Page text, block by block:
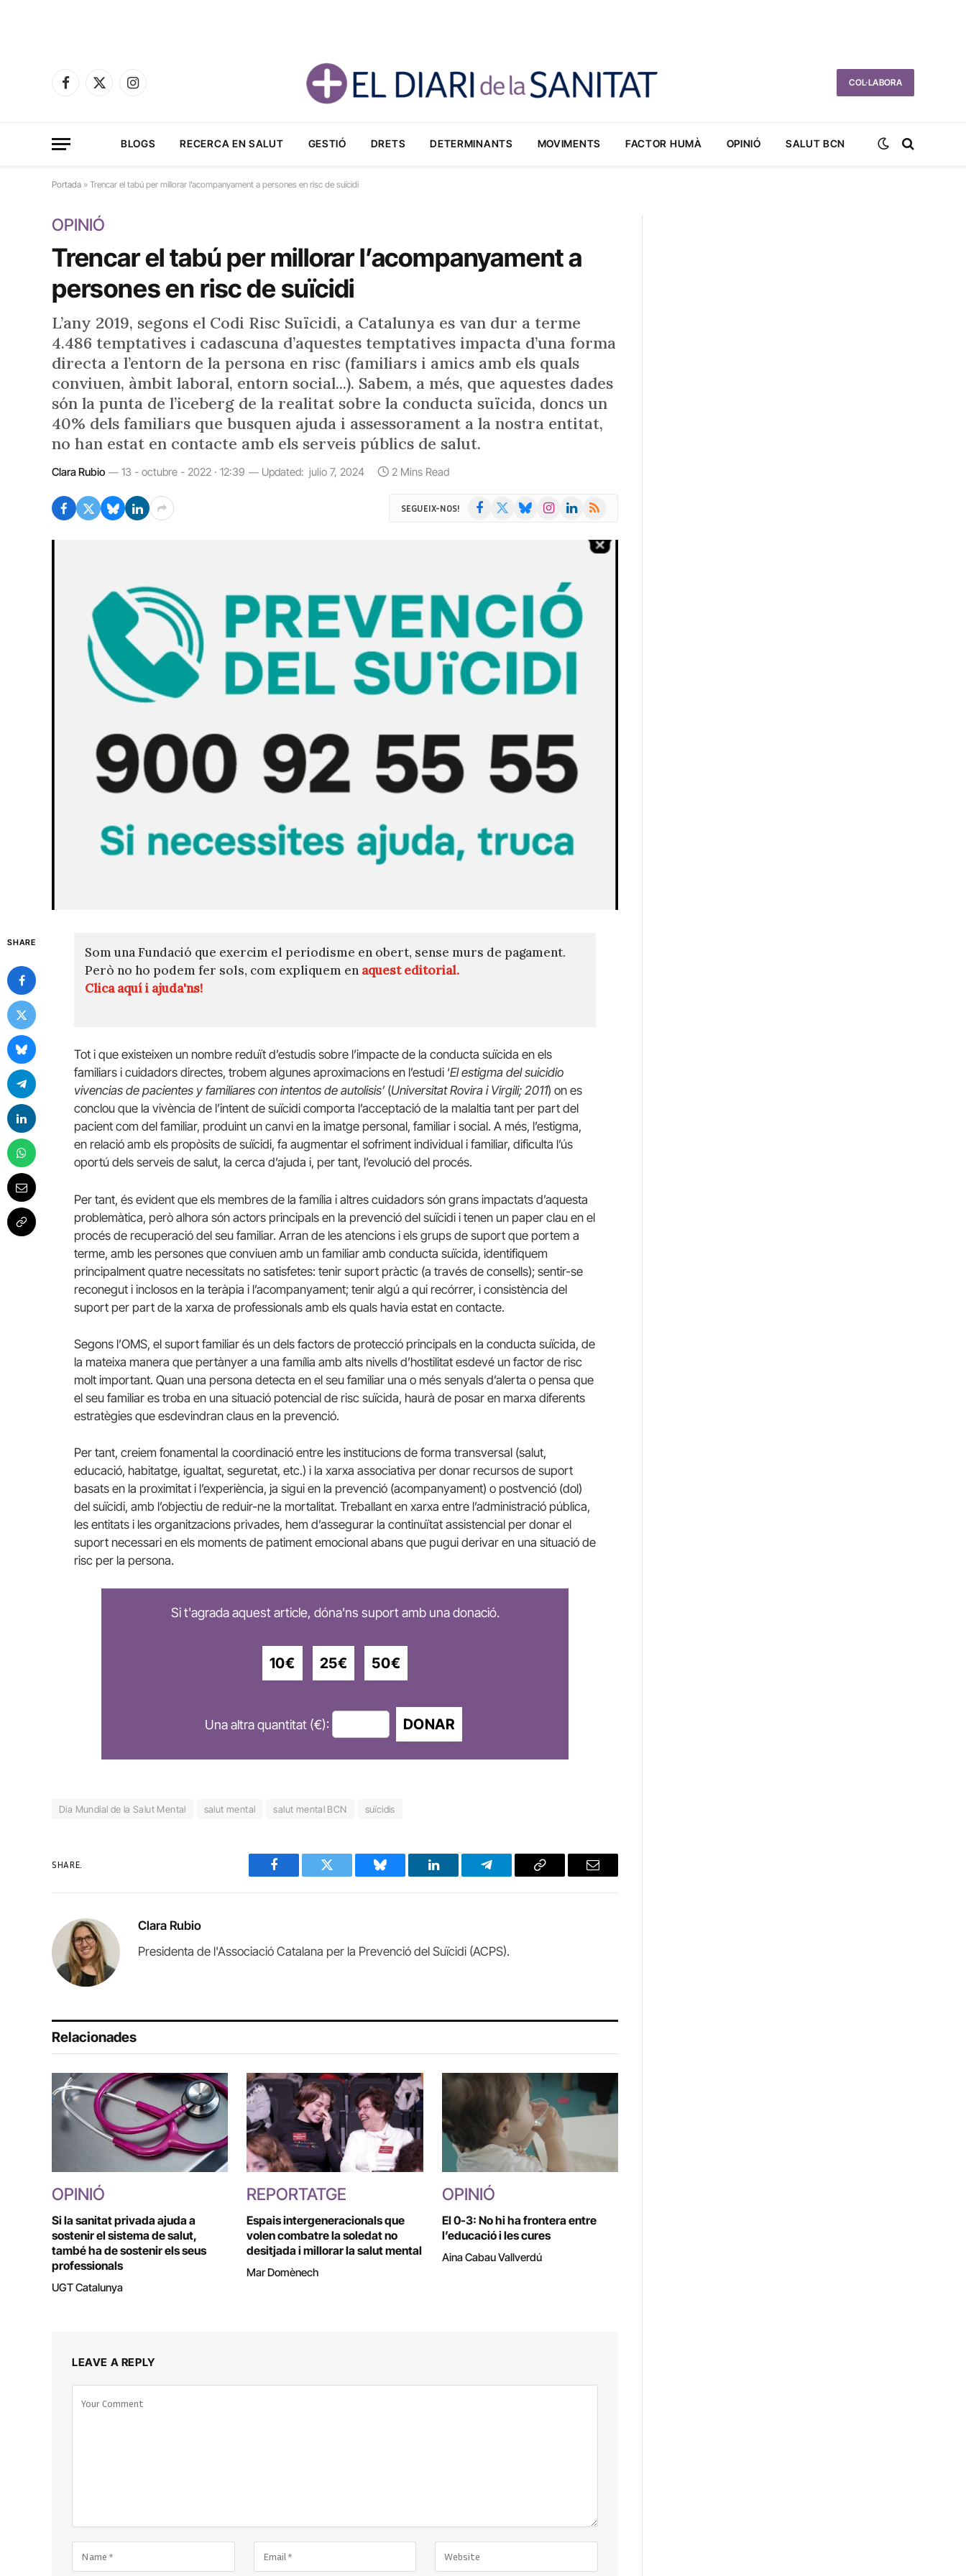
Facebook
X
Instagram
COL·LABORA
BLOGS RECERCA EN SALUT GESTIÓ DRETS DETERMINANTS MOVIMENTS FACTOR HUMÀ OPINIÓ SALUT BCN
Portada » Trencar el tabú per millorar l’acompanyament a persones en risc de suïcidi
OPINIÓ
Trencar el tabú per millorar l’acompanyament a
persones en risc de suïcidi
L’any 2019, segons el Codi Risc Suïcidi, a Catalunya es van dur a terme
4.486 temptatives i cadascuna d’aquestes temptatives impacta d’una forma
directa a l’entorn de la persona en risc (familiars i amics amb els quals
conviuen, àmbit laboral, entorn social...). Sabem, a més, que aquestes dades
són la punta de l’iceberg de la realitat sobre la conducta suïcida, doncs un
40% dels familiars que busquen ajuda i assessorament a la nostra entitat,
no han estat en contacte amb els serveis públics de salut.
Clara Rubio 13 - octubre - 2022 · 12:39 Updated: julio 7, 2024 2 Mins Read
SEGUEIX-NOS! Facebook BlueskyInstagramLinkedIn
RSS
SHARE
Som una Fundació que exercim el periodisme en obert, sense murs de pagament.
Però no ho podem fer sols, com expliquem en aquest editorial.
Clica aquí i ajuda'ns!
Tot i que existeixen un nombre reduït d’estudis sobre l’impacte de la conducta suïcida en els
familiars i cuidadors directes, trobem algunes aproximacions en l’estudi ‘El estigma del suicidio
vivencias de pacientes y familiares con intentos de autolisis’(Universitat Rovira i Virgili; 2011) on es
conclou que la vivència de l’intent de suïcidi comporta l’acceptació de la malaltia tant per part del
pacient com del familiar, produint un canvi en la imatge personal, familiar i social. A més, l’estigma,
en relació amb els propòsits de suïcidi, fa augmentar el sofriment individual i familiar, dificulta l’ús
oportú dels serveis de salut, la cerca d’ajuda i, per tant, l’evolució del procés.
Per tant, és evident que els membres de la família i altres cuidadors són grans impactats d’aquesta
problemàtica, però alhora són actors principals en la prevenció del suïcidi i tenen un paper clau en el
procés de recuperació del seu familiar. Arran de les atencions i els grups de suport que portem a
terme, amb les persones que conviuen amb un familiar amb conducta suïcida, identifiquem
principalment quatre necessitats no satisfetes: tenir suport pràctic (a través de consells); sentir-se
reconegut i inclosos en la teràpia i l’acompanyament; tenir algú a qui recórrer, i consistència del
suport per part de la xarxa de professionals amb els quals havia estat en contacte.
Segons l’OMS, el suport familiar és un dels factors de protecció principals en la conducta suïcida, de
la mateixa manera que pertànyer a una família amb alts nivells d’hostilitat esdevé un factor de risc
molt important. Quan una persona detecta en el seu familiar una o més senyals d’alerta o pensa que
el seu familiar es troba en una situació potencial de risc suïcida, haurà de posar en marxa diferents
estratègies que esdevindran claus en la prevenció.
Per tant, creiem fonamental la coordinació entre les institucions de forma transversal (salut,
educació, habitatge, igualtat, seguretat, etc.) i la xarxa associativa per donar recursos de suport
basats en la proximitat i l’experiència, ja sigui en la prevenció (acompanyament) o postvenció (dol)
del suïcidi, amb l’objectiu de reduir-ne la mortalitat. Treballant en xarxa entre l’administració pública,
les entitats i les organitzacions privades, hem d’assegurar la continuïtat assistencial per donar el
suport necessari en els moments de patiment emocional abans que pugui derivar en una situació de
risc per la persona.
Si t'agrada aquest article, dóna'ns suport amb una donació.
10€ 25€ 50€
Una altra quantitat (€): DONAR
Dia Mundial de la Salut Mental salut mental salut mental BCN suïcidis
SHARE.
Facebook Twitter Bluesky LinkedIn Telegram Copy
Email
Clara Rubio
Presidenta de l'Associació Catalana per la Prevenció del Suïcidi (ACPS).
Relacionades
OPINIÓ
Si la sanitat privada ajuda a
sostenir el sistema de salut,
també ha de sostenir els seus
professionals
UGT Catalunya
REPORTATGE
Espais intergeneracionals que
volen combatre la soledat no
desitjada i millorar la salut mental
Mar Domènech
OPINIÓ
El 0-3: No hi ha frontera entre
l’educació i les cures
Aina Cabau Vallverdú
LEAVE A REPLY